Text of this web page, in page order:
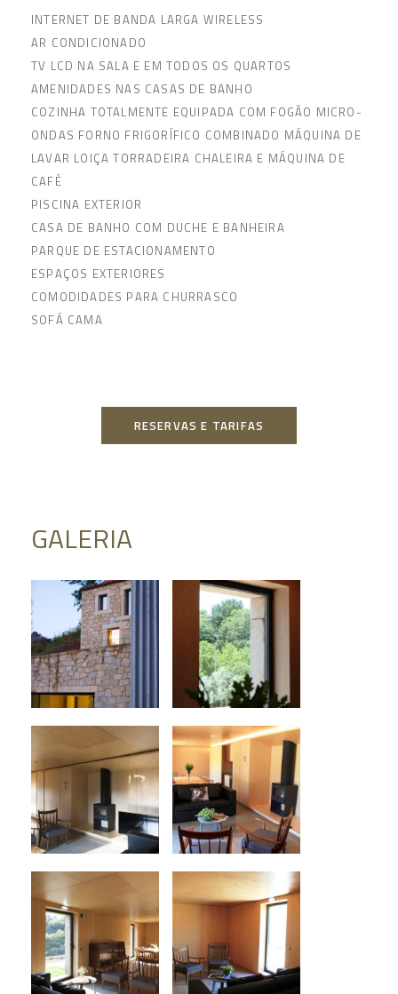
INTERNET DE BANDA LARGA WIRELESS
AR CONDICIONADO
TV LCD NA SALA E EM TODOS OS QUARTOS
AMENIDADES NAS CASAS DE BANHO
COZINHA TOTALMENTE EQUIPADA COM FOGÃO MICRO-
ONDAS FORNO FRIGORÍFICO COMBINADO MÁQUINA DE
LAVAR LOIÇA TORRADEIRA CHALEIRA E MÁQUINA DE
CAFÉ
PISCINA EXTERIOR
CASA DE BANHO COM DUCHE E BANHEIRA
PARQUE DE ESTACIONAMENTO
ESPAÇOS EXTERIORES
COMODIDADES PARA CHURRASCO
SOFÁ CAMA
RESERVAS E TARIFAS
GALERIA